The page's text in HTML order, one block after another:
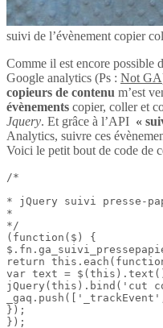
suivi de l’évènement copier
Comme il est encore possible
Google analytics (Ps : Not GA
copieurs de contenu m’est
évènements copier, coller et
Jquery. Et grâce à l’API «
Analytics, suivre ces
Voici le petit bout de code de
/*
* jQuery suivi presse-
*
*/
(function($) {
return
var text =
jQuery(this).bind('cut
});
});